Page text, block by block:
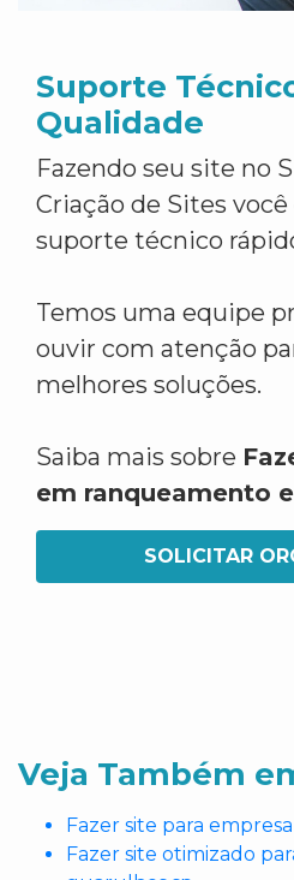
Suporte
Qualidade
Fazendo seu site no
Criação de Sites
suporte técnico
Temos uma equipe
ouvir com atenção
melhores soluções.
Saiba mais sobre
em ranqueamento
SOLICITAR
Veja Também
Fazer site para
Fazer site otimizado